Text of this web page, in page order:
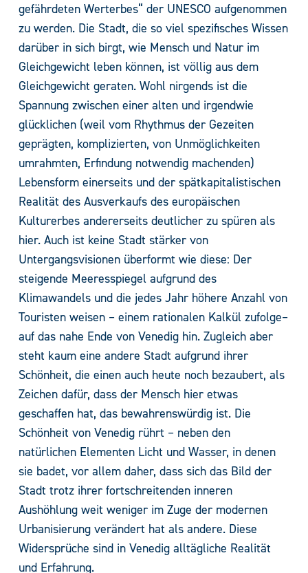
gefährdeten Werterbes“ der UNESCO aufgenommen
zu werden. Die Stadt, die so viel spezifisches Wissen
darüber in sich birgt, wie Mensch und Natur im
Gleichgewicht leben können, ist völlig aus dem
Gleichgewicht geraten. Wohl nirgends ist die
Spannung zwischen einer alten und irgendwie
glücklichen (weil vom Rhythmus der Gezeiten
geprägten, komplizierten, von Unmöglichkeiten
umrahmten, Erfindung notwendig machenden)
Lebensform einerseits und der spätkapitalistischen
Realität des Ausverkaufs des europäischen
Kulturerbes andererseits deutlicher zu spüren als
hier. Auch ist keine Stadt stärker von
Untergangsvisionen überformt wie diese: Der
steigende Meeresspiegel aufgrund des
Klimawandels und die jedes Jahr höhere Anzahl von
Touristen weisen – einem rationalen Kalkül zufolge–
auf das nahe Ende von Venedig hin. Zugleich aber
steht kaum eine andere Stadt aufgrund ihrer
Schönheit, die einen auch heute noch bezaubert, als
Zeichen dafür, dass der Mensch hier etwas
geschaffen hat, das bewahrenswürdig ist. Die
Schönheit von Venedig rührt – neben den
natürlichen Elementen Licht und Wasser, in denen
sie badet, vor allem daher, dass sich das Bild der
Stadt trotz ihrer fortschreitenden inneren
Aushöhlung weit weniger im Zuge der modernen
Urbanisierung verändert hat als andere. Diese
Widersprüche sind in Venedig alltägliche Realität
und Erfahrung.